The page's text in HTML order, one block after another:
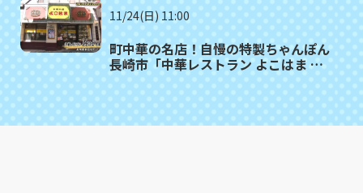
11/24(日) 11:00
町中華の名店！自慢の特製ちゃんぽん
長崎市「中華レストラン よこはま 思